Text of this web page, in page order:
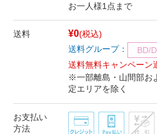
お一人様1点まで
送料 ¥0(税込)
送料グループ：
BD/
送料無料キャンペーン
※一部離島・山間部お
定エリアを除く
お支払い
方法